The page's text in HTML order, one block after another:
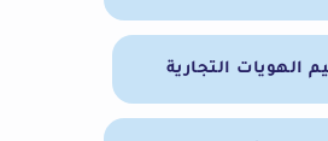
الهويات التجارية